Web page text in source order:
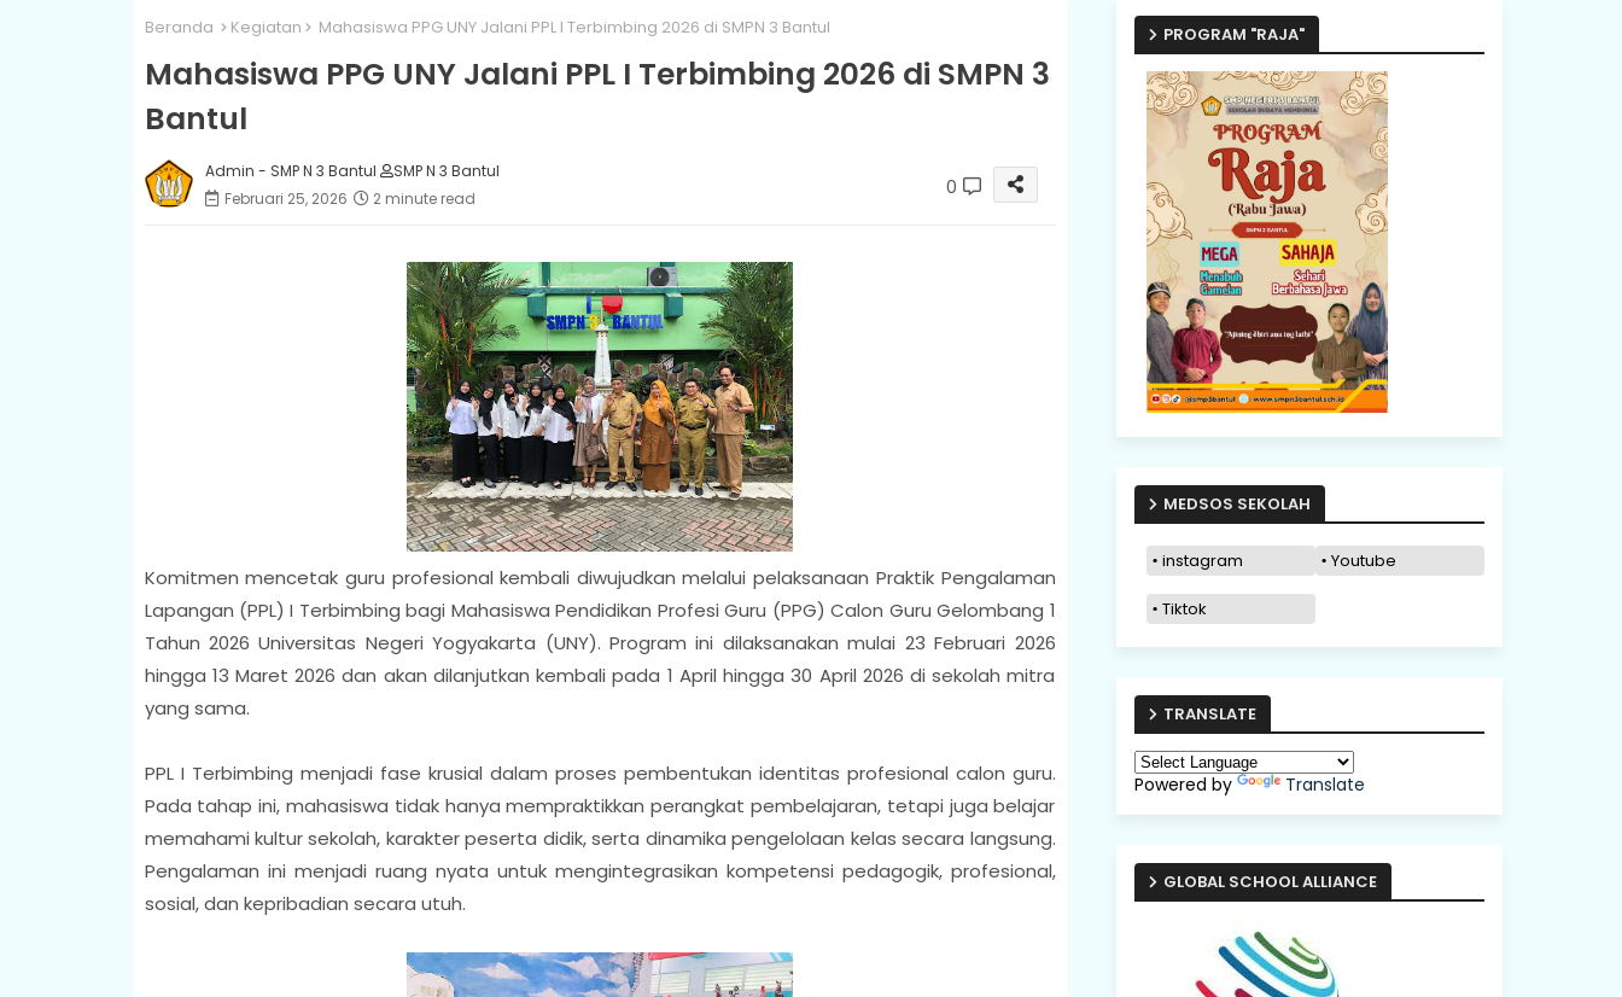
Beranda Kegiatan Mahasiswa PPG UNY Jalani PPL I Terbimbing 2026 di SMPN 3 Bantul
Mahasiswa PPG UNY Jalani PPL I Terbimbing 2026 di SMPN 3
Bantul
Admin - SMP N 3 Bantul
SMP N 3 Bantul
Februari 25, 2026
2 minute read 0
Komitmen mencetak guru profesional kembali diwujudkan melalui pelaksanaan Praktik Pengalaman
Lapangan (PPL) I Terbimbing bagi Mahasiswa Pendidikan Profesi Guru (PPG) Calon Guru Gelombang 1
Tahun 2026 Universitas Negeri Yogyakarta (UNY). Program ini dilaksanakan mulai 23 Februari 2026
hingga 13 Maret 2026 dan akan dilanjutkan kembali pada 1 April hingga 30 April 2026 di sekolah mitra
yang sama.
PPL I Terbimbing menjadi fase krusial dalam proses pembentukan identitas profesional calon guru.
Pada tahap ini, mahasiswa tidak hanya mempraktikkan perangkat pembelajaran, tetapi juga belajar
memahami kultur sekolah, karakter peserta didik, serta dinamika pengelolaan kelas secara langsung.
Pengalaman ini menjadi ruang nyata untuk mengintegrasikan kompetensi pedagogik, profesional,
sosial, dan kepribadian secara utuh.
PROGRAM "RAJA"
MEDSOS SEKOLAH
instagram Youtube
Tiktok
TRANSLATE
Powered by Translate
GLOBAL SCHOOL ALLIANCE